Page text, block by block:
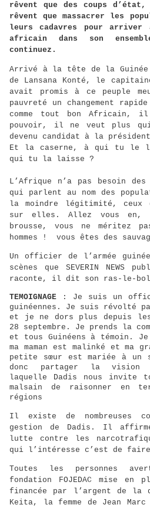
rêvent que des coups
rêvent que massacrer les
leurs cadavres pour arriver
africain dans son
continuez.
Arrivé à la tête de la
de Lansana Konté, le capitaine
avait promis à ce peuple
pauvreté un changement
comme tout bon Africain,
pouvoir, il ne veut plus
devenu candidat à la
Et la caserne, à qui tu le
qui tu la laisse ?
L’Afrique n’a pas besoin des
qui parlent au nom des
la moindre légitimité, ceux
sur elles. Allez vous en,
brousse, vous ne méritez
hommes !
vous êtes des
Un officier de l’armée
scènes que SEVERIN
raconte, il dit son ras-le-
TEMOIGNAGE : Je suis un
guinéennes. Je suis révolté
et je ne dors plus depuis
28 septembre. Je prends la
et tous Guinéens à témoin.
ma maman est malinké et ma
petite sœur est mariée à un
donc partager la vision
laquelle Dadis nous
malsain de raisonner en
régions
Il existe de nombreuses
gestion de Dadis. Il
lutte contre les
qui l’intéresse c’est de
Toutes les personnes
fondation FOJEDAC mise en
financée par l’argent de la
Keita, la femme de Jean